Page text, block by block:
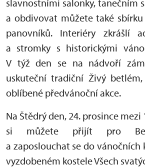
slavnostními salonky, tanečním
a obdivovat můžete také
panovníků. Interiéry zkrášlí
a stromky s historickými
V týž den se na nádvoří
uskuteční tradiční Živý
oblíbené předvánoční akce.
Na Štědrý den, 24. prosince mezi
si můžete přijít pro
a zaposlouchat se do vánočních
vyzdobeném kostele Všech